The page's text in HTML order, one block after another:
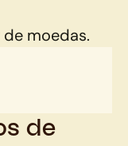
moedas.
de